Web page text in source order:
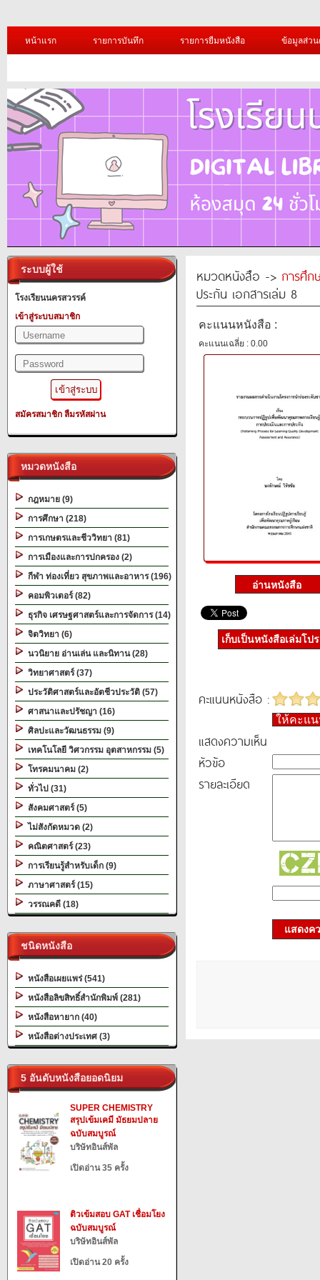
หน้าแรก รายการบันทึก รายการยืมหนังสือ ข้อมูลส่ว
ระบบผู้ใช้
โรงเรียนนครสวรรค์
เข้าสู่ระบบสมาชิก
สมัครสมาชิก ลืมรหัสผ่าน
หมวดหนังสือ
กฎหมาย (9)
การศึกษา (218)
การเกษตรและชีววิทยา (81)
การเมืองและการปกครอง (2)
กีฬา ท่องเที่ยว สุขภาพและอาหาร (196)
คอมพิวเตอร์ (82)
ธุรกิจ เศรษฐศาสตร์และการจัดการ (14)
จิตวิทยา (6)
นวนิยาย อ่านเล่น และนิทาน (28)
วิทยาศาสตร์ (37)
ประวัติศาสตร์และอัตชีวประวัติ (57)
ศาสนาและปรัชญา (16)
ศิลปะและวัฒนธรรม (9)
เทคโนโลยี วิศวกรรม อุตสาหกรรม (5)
โทรคมนาคม (2)
ทั่วไป (31)
สังคมศาสตร์ (5)
ไม่สังกัดหมวด (2)
คณิตศาสตร์ (23)
การเรียนรู้สำหรับเด็ก (9)
ภาษาศาสตร์ (15)
วรรณคดี (18)
ชนิดหนังสือ
หนังสือเผยแพร่ (541)
หนังสือลิขสิทธิ์สำนักพิมพ์ (281)
หนังสือหายาก (40)
หนังสือต่างประเทศ (3)
5 อันดับหนังสือยอดนิยม
SUPER CHEMISTRY
สรุปเข้มเคมี มัธยมปลาย
ฉบับสมบูรณ์
บริษัทอินส์พัล
เปิดอ่าน 35 ครั้ง
ติวเข้มสอบ GAT เชื่อมโยง
ฉบับสมบูรณ์
บริษัทอินส์พัล
เปิดอ่าน 20 ครั้ง
หมวดหนังสือ -> การศึก
ประกัน เอกสารเล่ม 8
คะแนนหนังสือ :
คะแนนเฉลี่ย : 0.00
เก็บเป็นหนังสือเล่มโป
คะแนนหนังสือ :
ให้คะแ
แสดงความเห็น
หัวข้อ
รายละเอียด
แสดงค